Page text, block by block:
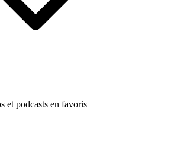
et podcasts en favoris